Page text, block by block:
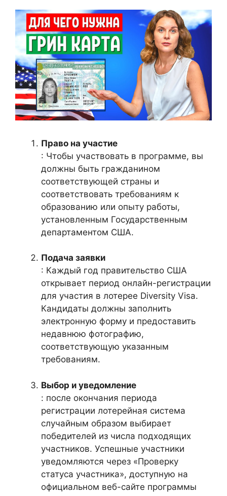
Право на участие
: Чтобы участвовать в программе, вы
должны быть гражданином
соответствующей страны и
соответствовать требованиям к
образованию или опыту работы,
установленным Государственным
департаментом США.
Подача заявки
: Каждый год правительство США
открывает период онлайн-регистрации
для участия в лотерее Diversity Visa.
Кандидаты должны заполнить
электронную форму и предоставить
недавнюю фотографию,
соответствующую указанным
требованиям.
Выбор и уведомление
: после окончания периода
регистрации лотерейная система
случайным образом выбирает
победителей из числа подходящих
участников. Успешные участники
уведомляются через «Проверку
статуса участника», доступную на
официальном веб-сайте программы